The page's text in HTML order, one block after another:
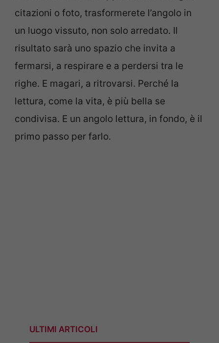
citazioni o foto, trasformerete l’angolo in
un luogo vissuto, non solo arredato. Il
risultato sarà uno spazio che invita a
fermarsi, a respirare e a perdersi tra le
righe. E magari, a ritrovarsi. Perché la
lettura, come la vita, è più bella se
condivisa. E un angolo lettura, in fondo, è il
primo passo per farlo.
ULTIMI ARTICOLI